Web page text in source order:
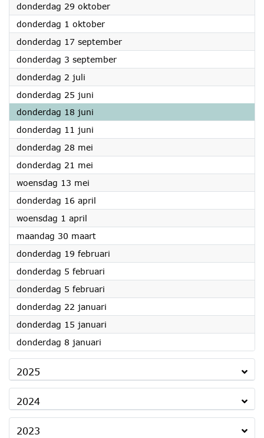
donderdag 29 oktober2026
donderdag 1 oktober2026
donderdag 17 september2026
donderdag 3 september2026
donderdag 2 juli
donderdag 25 juni
donderdag 18 juni
donderdag 11 juni
donderdag 28 mei
donderdag 21 mei
woensdag 13 mei
donderdag 16 april
woensdag 1 april
maandag 30 maart2026
donderdag 19 februari
donderdag 5 februari
donderdag 5 februari
donderdag 22 januari
donderdag 15 januari
donderdag 8 januari
2025
2024
2023